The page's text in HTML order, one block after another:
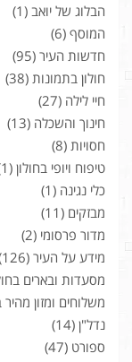
הבלוג של יואב (1)
המוסף (6)
חדשות העיר (95)
חולון בתמונות (38)
חיי לילה (27)
חינוך והשכלה (13)
חסויות (8)
טיפוח ויופי בחולון (1)
כלי נגינה (1)
מבזקים (11)
מדור פרסומי (2)
מידע על העיר (126)
מסעדות ובארים
משלוחים ומזון מהיר
נדל"ן (14)
ספורט (47)